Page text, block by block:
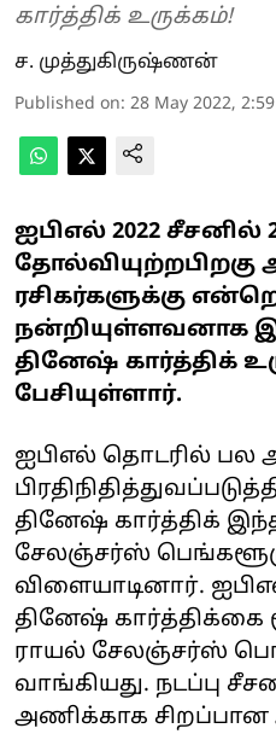
கார்த்திக் உருக்கம்!
ச. முத்துகிருஷ்ணன்
Published on: 28 May 2022,
ஐபிஎல் 2022 சீசனில்
தோல்வியுற்றபிறகு
ரசிகர்களுக்கு
நன்றியுள்ளவனாக
தினேஷ் கார்த்திக்
பேசியுள்ளார்.
ஐபிஎல் தொடரில்
தினேஷ் கார்த்திக்
சேலஞ்சர்ஸ்
விளையாடினார்.
தினேஷ் கார்த்திக்கை
ராயல் சேலஞ்சர்ஸ்
வாங்கியது. நடப்பு
அணிக்காக